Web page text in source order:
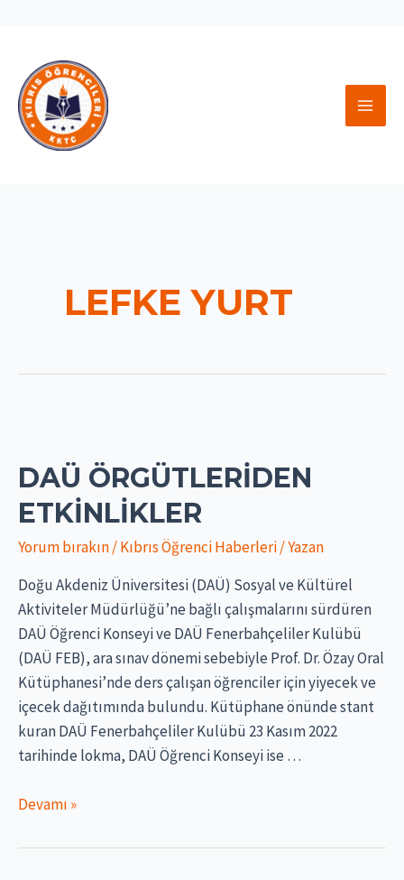
LEFKE YURT
DAÜ ÖRGÜTLERIDEN
ETKINLIKLER
Yorum bırakın/Kıbrıs Öğrenci Haberleri/ Yazan
Doğu Akdeniz Üniversitesi (DAÜ) Sosyal ve Kültürel
Aktiviteler Müdürlüğü’ne bağlı çalışmalarını sürdüren
DAÜ Öğrenci Konseyi ve DAÜ Fenerbahçeliler Kulübü
(DAÜ FEB), ara sınav dönemi sebebiyle Prof. Dr. Özay Oral
Kütüphanesi’nde ders çalışan öğrenciler için yiyecek ve
içecek dağıtımında bulundu. Kütüphane önünde stant
kuran DAÜ Fenerbahçeliler Kulübü 23 Kasım 2022
tarihinde lokma, DAÜ Öğrenci Konseyi ise …
DAÜ
etkinlikler
Devamı »